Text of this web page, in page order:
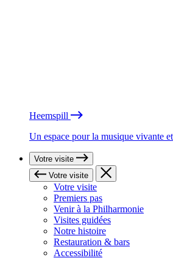
Heemspill
Un espace pour la musique vivante
Votre visite
Votre visite
Votre visite
Premiers pas
Venir à la Philharmonie
Visites guidées
Notre histoire
Restauration & bars
Accessibilité